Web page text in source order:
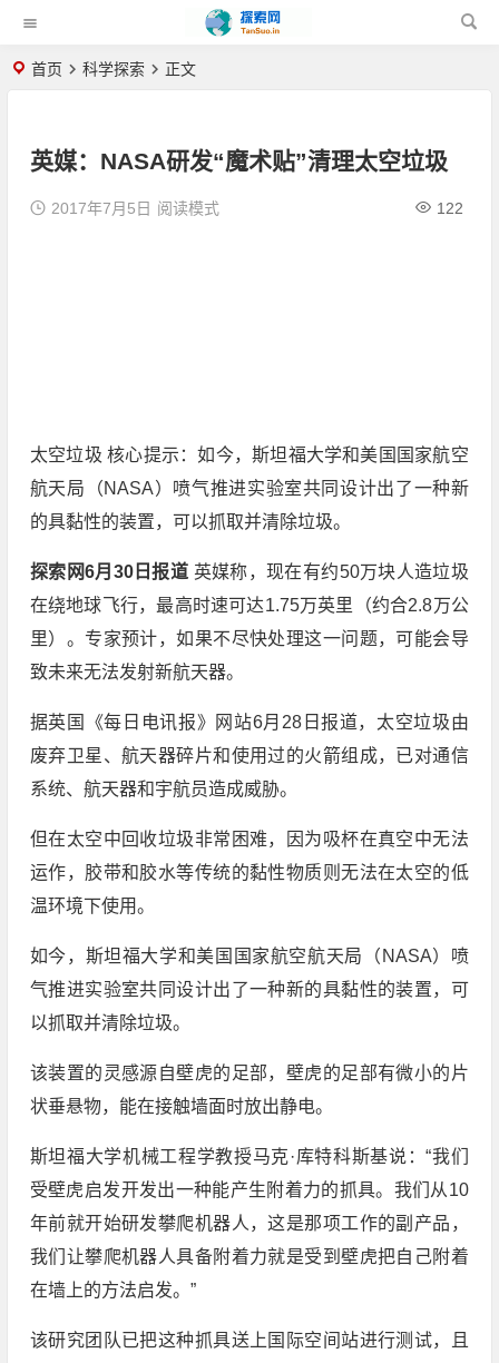
首页 科学探索 正文
英媒：NASA研发“魔术贴”清理太空垃圾
2017年7月5日 122
阅读模式
太空垃圾 核心提示：如今，斯坦福大学和美国国家航空
航天局（NASA）喷气推进实验室共同设计出了一种新
的具黏性的装置，可以抓取并清除垃圾。
探索网6月30日报道 英媒称，现在有约50万块人造垃圾
在绕地球飞行，最高时速可达1.75万英里（约合2.8万公
里）。专家预计，如果不尽快处理这一问题，可能会导
致未来无法发射新航天器。
据英国《每日电讯报》网站6月28日报道，太空垃圾由
废弃卫星、航天器碎片和使用过的火箭组成，已对通信
系统、航天器和宇航员造成威胁。
但在太空中回收垃圾非常困难，因为吸杯在真空中无法
运作，胶带和胶水等传统的黏性物质则无法在太空的低
温环境下使用。
如今，斯坦福大学和美国国家航空航天局（NASA）喷
气推进实验室共同设计出了一种新的具黏性的装置，可
以抓取并清除垃圾。
该装置的灵感源自壁虎的足部，壁虎的足部有微小的片
状垂悬物，能在接触墙面时放出静电。
斯坦福大学机械工程学教授马克·库特科斯基说：“我们
受壁虎启发开发出一种能产生附着力的抓具。我们从10
年前就开始研发攀爬机器人，这是那项工作的副产品，
我们让攀爬机器人具备附着力就是受到壁虎把自己附着
在墙上的方法启发。”
该研究团队已把这种抓具送上国际空间站进行测试，且